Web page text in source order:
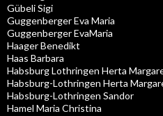
Gübeli Sigi
Guggenberger Eva Maria
Guggenberger EvaMaria
Haager Benedikt
Haas Barbara
Habsburg Lothringen Herta
Habsburg-Lothringen Herta
Habsburg-Lothringen Sandor
Hamel Maria Christina